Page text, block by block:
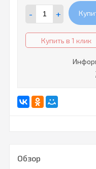
- +
Купить в 1 клик
Обзор